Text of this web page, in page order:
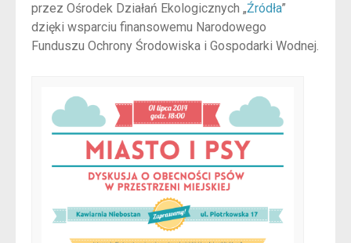
przez Ośrodek Działań Ekologicznych „Źródła”
dzięki wsparciu finansowemu Narodowego
Funduszu Ochrony Środowiska i Gospodarki Wodnej.